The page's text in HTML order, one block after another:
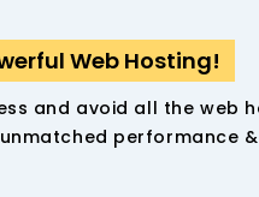
Web Hosting!
and avoid all the web
performance